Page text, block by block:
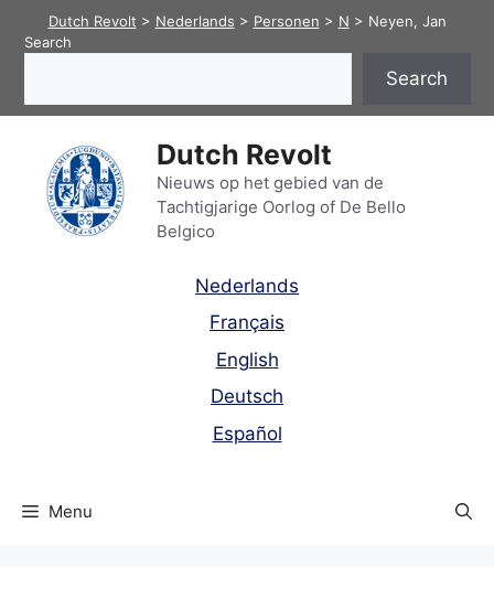
Dutch Revolt > Nederlands > Personen > N > Neyen, Jan
Search
Search
Dutch Revolt
Nieuws op het gebied van de
Tachtigjarige Oorlog of De Bello
Belgico
Nederlands
Français
English
Deutsch
Español
Menu